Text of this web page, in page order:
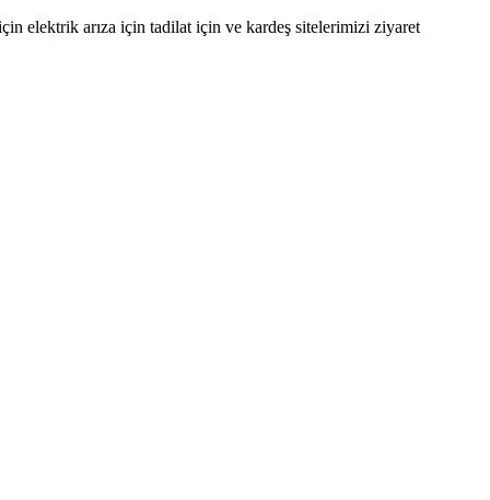
elektrik arıza için tadilat için ve kardeş sitelerimizi ziyaret